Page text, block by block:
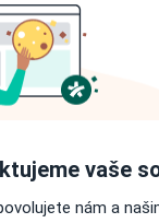
vaše
nám a